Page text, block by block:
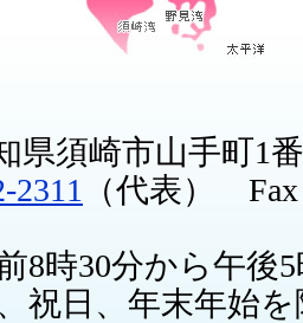
県須崎市山手町1
2311
（代表） Fax
8時30分から午後
祝日、年末年始